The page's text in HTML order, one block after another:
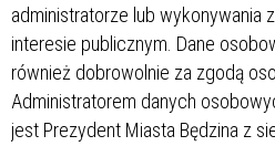
administratorze lub wykonywania
interesie publicznym. Dane
również dobrowolnie za zgodą
Administratorem danych
jest Prezydent Miasta Będzina z